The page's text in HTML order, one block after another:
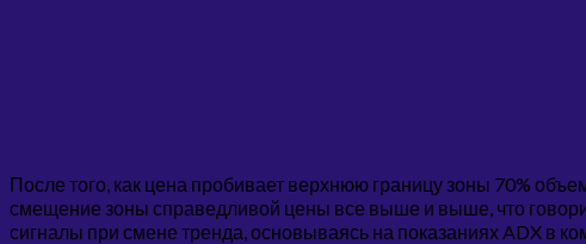
После того, как цена пробивает верхнюю границу зоны 70%
смещение зоны справедливой цены все выше и выше, что
сигналы при смене тренда, основываясь на показаниях ADX в